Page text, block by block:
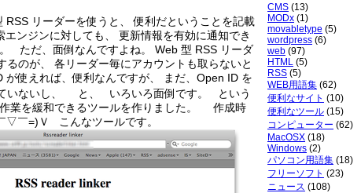
RSS リーダーを使うと、 便利だということを記載
ンジンに対しても、 更新情報を有効に通知でき
ただ、面倒なんですよね。 Web 型 RSS リーダ
るのが、 各リーダー毎にアカウントも取らないと
使えれば、便利なんですが、 まだ、Open ID を
いないし、 と、 いろいろ面倒です。 という
業を緩和できるツールを作りました。
作成時
▽￣=)Ｖ こんなツールです。
CMS (13)
MODx (1)
movabletype (5)
wordpress (6)
web (97)
HTML (5)
RSS (5)
WEB用語集 (62)
便利なサイト (10)
便利なツール (15)
コンピューター (62)
MacOSX (18)
Windows (2)
パソコン用語集 (18)
フリーソフト (23)
ニュース (108)